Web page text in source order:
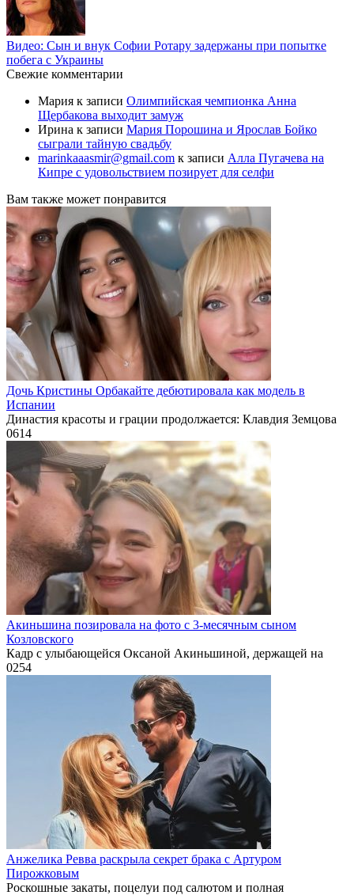
Видео: Сын и внук Софии Ротару задержаны при попытке
побега с Украины
Свежие комментарии
Мария к записи Олимпийская чемпионка Анна
Щербакова выходит замуж
Ирина к записи Мария Порошина и Ярослав Бойко
сыграли тайную свадьбу
marinkaaasmir@gmail.com к записи Алла Пугачева на
Кипре с удовольствием позирует для селфи
Вам также может понравится
Дочь Кристины Орбакайте дебютировала как модель в
Испании
Династия красоты и грации продолжается: Клавдия Земцова
0614
Акиньшина позировала на фото с 3-месячным сыном
Козловского
Кадр с улыбающейся Оксаной Акиньшиной, держащей на
0254
Анжелика Ревва раскрыла секрет брака с Артуром
Пирожковым
Роскошные закаты, поцелуи под салютом и полная